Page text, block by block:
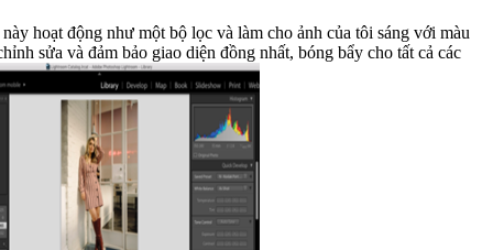
hoạt động như một bộ lọc và làm cho ảnh của tôi sáng với màu
sửa và đảm bảo giao diện đồng nhất, bóng bẩy cho tất cả các